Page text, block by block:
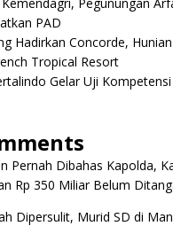
PAD
Hadirkan Concorde,
Tropical Resort
Gelar Uji
Pernah Dibahas Kapolda,
Rp 350 Miliar Belum
Dipersulit, Murid SD di